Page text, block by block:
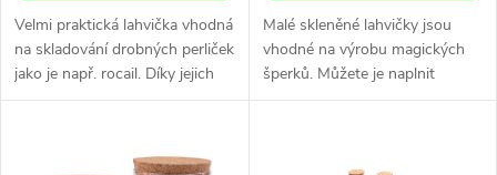
d
u
d
u
Velmi praktická lahvička vhodná
na skladování drobných perliček
jako je např. rocail. Díky jejich
průhlednosti jsou korálky
Malé skleněné lahvičky jsou
vhodné na výrobu magických
šperků. Můžete je naplnit
drobnými korálky, glitry,